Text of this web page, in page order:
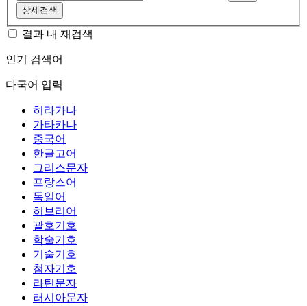
상세검색
결과 내 재검색
인기 검색어
다국어 입력
히라가나
가타카나
중국어
한글고어
그리스문자
프랑스어
독일어
히브리어
괄호기호
학술기호
기술기호
첨자기호
라틴문자
러시아문자